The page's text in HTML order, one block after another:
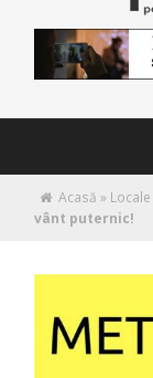
Acasă » Locale
vânt puternic!